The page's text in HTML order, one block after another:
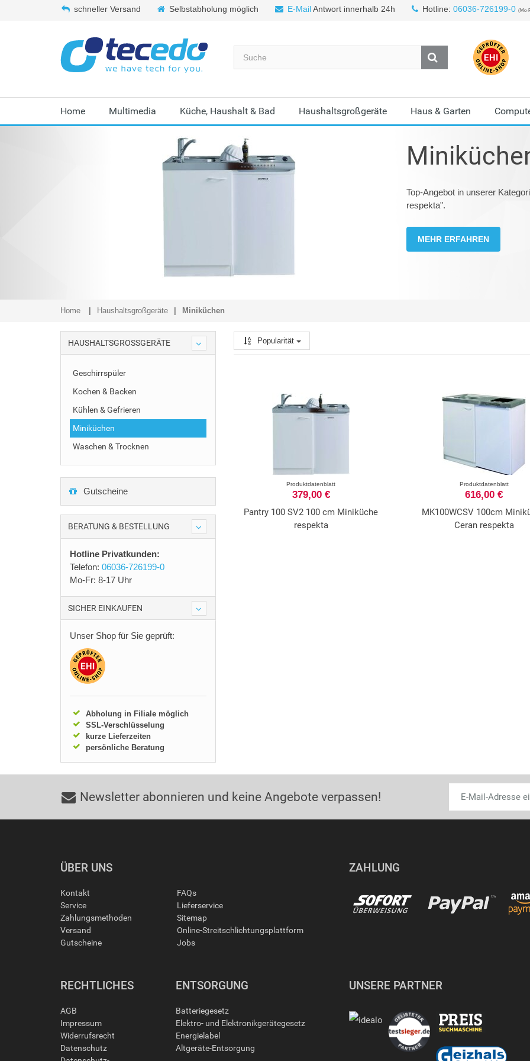
schneller Versand Selbstabholung möglich E-MailAntwort innerhalb 24h Hotline: 06036-726199-0 (Mo-
Home Multimedia Küche, Haushalt & Bad Haushaltsgroßgeräte Haus & Garten
Top-Angebot in unserer
respekta".
MEHR ERFAHREN
Home Haushaltsgroßgeräte Miniküchen
HAUSHALTSGROSSGERÄTE
Geschirrspüler
Kochen & Backen
Kühlen & Gefrieren
Miniküchen
Waschen & Trocknen
Gutscheine
BERATUNG & BESTELLUNG
Hotline Privatkunden:
Telefon: 06036-726199-0
Mo-Fr: 8-17 Uhr
SICHER EINKAUFEN
Unser Shop für Sie geprüft:
Abholung in Filiale möglich
SSL-Verschlüsselung
kurze Lieferzeiten
persönliche Beratung
Popularität
Produktdatenblatt
379,00 €
Pantry 100 SV2 100 cm Miniküche
respekta
Produktdatenblatt
616,00 €
MK100WCSV 100cm
Ceran respekta
Newsletter abonnieren und keine Angebote verpassen!
ÜBER UNS
Kontakt
Service
Zahlungsmethoden
Versand
Gutscheine
FAQs
Lieferservice
Sitemap
Online-Streitschlichtungsplattform
Jobs
ZAHLUNG
RECHTLICHES
AGB
Impressum
Widerrufsrecht
Datenschutz
ENTSORGUNG
Batteriegesetz
Elektro- und Elektronikgerätegesetz
Energielabel
Altgeräte-Entsorgung
UNSERE PARTNER